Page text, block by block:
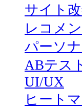
サイト
レコメ
パーソ
ABテス
UI/UX
ヒート